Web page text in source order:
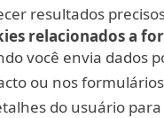
resultados
relacionados a
você envia dados
ou nos
do usuário